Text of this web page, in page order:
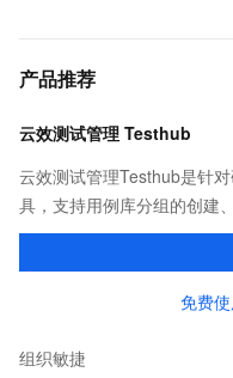
产品推荐
云效测试管理 Testhub
云效测试管理Testhub是针
具，支持用例库分组的创建
目管理中测试用例重复撰写
免费
组织敏捷